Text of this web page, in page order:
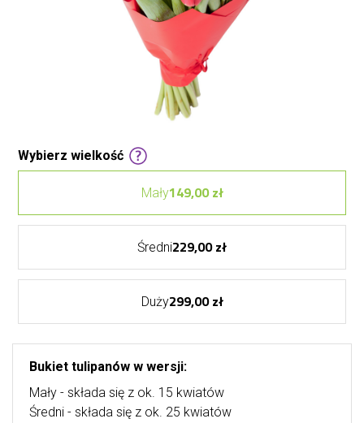
Wybierz wielkość
Mały149,00 zł
Średni229,00 zł
Duży299,00 zł
Bukiet tulipanów w wersji:
Mały - składa się z ok. 15 kwiatów
Średni - składa się z ok. 25 kwiatów